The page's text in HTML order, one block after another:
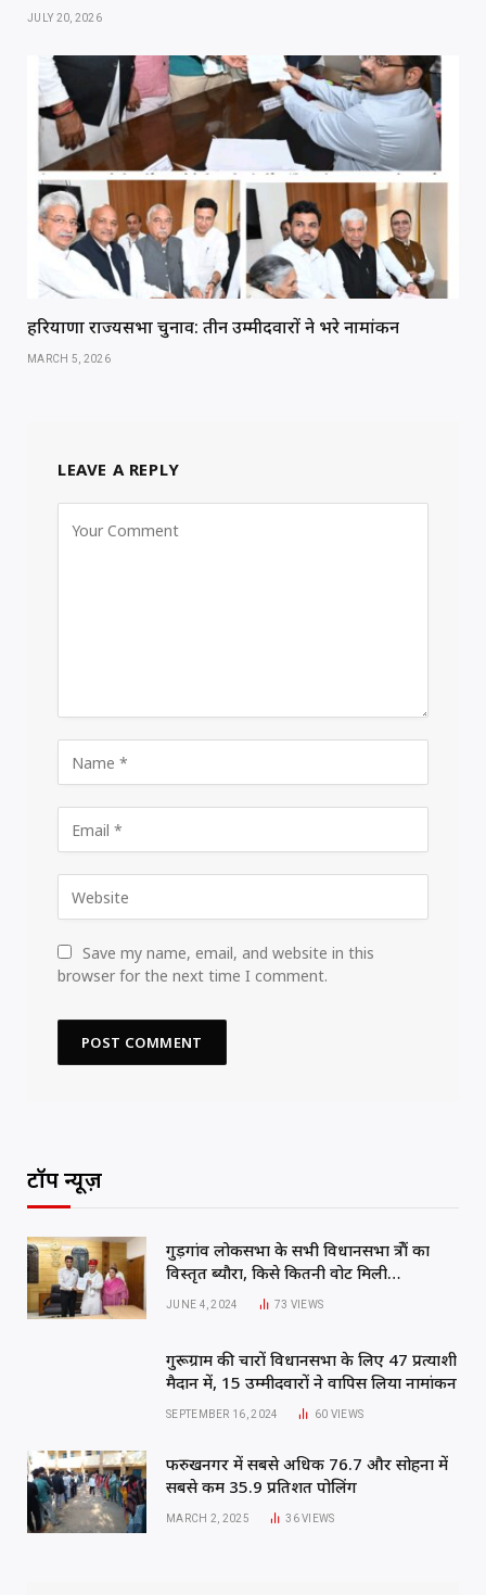
JULY 20, 2026
हरियाणा राज्यसभा चुनाव: तीन उम्मीदवारों ने भरे नामांकन
MARCH 5, 2026
LEAVE A REPLY
Save my name, email, and website in this
browser for the next time I comment.
टॉप न्यूज़
गुड़गांव लोकसभा के सभी विधानसभा क्षेत्रों का
विस्तृत ब्यौरा, किसे कितनी वोट मिली…
JUNE 4, 2024 73 VIEWS
गुरूग्राम की चारों विधानसभा के लिए 47 प्रत्याशी
मैदान में, 15 उम्मीदवारों ने वापिस लिया नामांकन
SEPTEMBER 16, 2024 60 VIEWS
फरुखनगर में सबसे अधिक 76.7 और सोहना में
सबसे कम 35.9 प्रतिशत पोलिंग
MARCH 2, 2025 36VIEWS